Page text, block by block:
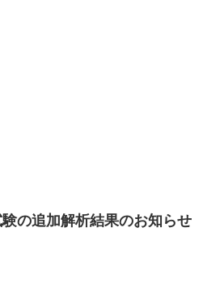
の追加解析結果のお知らせ